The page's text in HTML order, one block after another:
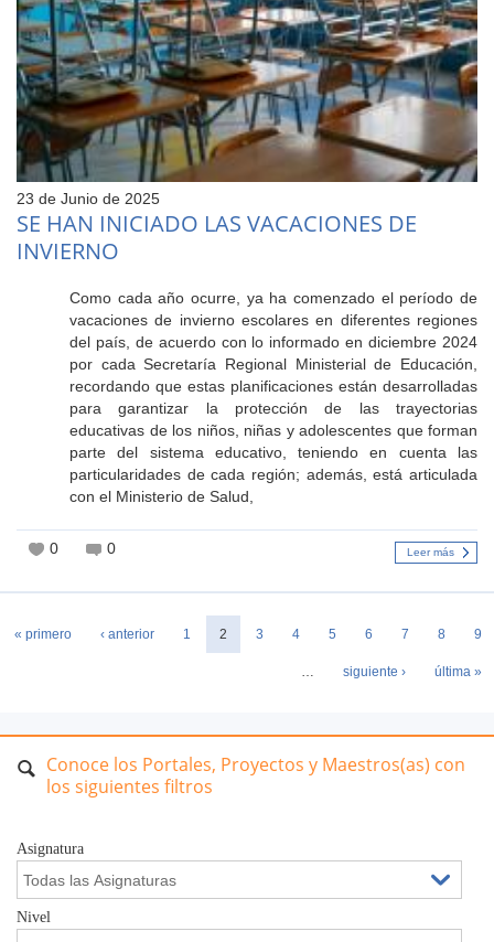
23 de Junio de 2025
SE HAN INICIADO LAS VACACIONES DE
INVIERNO
Como cada año ocurre, ya ha comenzado el período de
vacaciones de invierno escolares en diferentes regiones
del país, de acuerdo con lo informado en diciembre 2024
por cada Secretaría Regional Ministerial de Educación,
recordando que estas planificaciones están desarrolladas
para garantizar la protección de las trayectorias
educativas de los niños, niñas y adolescentes que forman
parte del sistema educativo, teniendo en cuenta las
particularidades de cada región; además, está articulada
con el Ministerio de Salud,
0 0 Leer más
« primero ‹ anterior 1 2 3 4 5 6 7 8 9
… siguiente › última »
Conoce los Portales, Proyectos y Maestros(as) con
los siguientes filtros
Asignatura
Nivel